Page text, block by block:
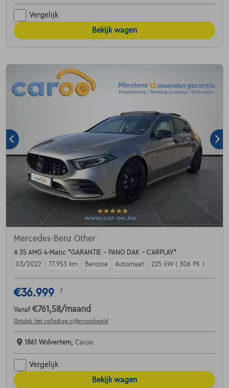
Vergelijk
Bekijk wagen
Mercedes-Benz Other
A 35 AMG 4-Matic *GARANTIE - PANO DAK - CARPLAY*
03/2022
77.953 km Benzine Automaat 225 kW ( 306 PK )
€36.999 1
Vanaf €761,58/maand
Ontdek het volledige cijfervoorbeeld
1861 Wolvertem, Caroo
Vergelijk
Bekijk wagen